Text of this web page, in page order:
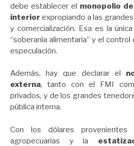
debe establecer el monopolio
interiorexpropiando a las
y comercialización. Esa es la
“soberanía alimentaria” y el
especulación.
Además, hay que declarar el
externa, tanto con el FMI
privados, y de los grandes
pública interna.
Con los dólares provenientes
agropecuarias y la